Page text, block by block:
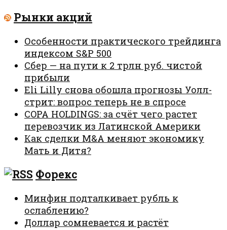
Рынки акций
Особенности практического трейдинга
индексом S&P 500
Сбер — на пути к 2 трлн руб. чистой
прибыли
Eli Lilly снова обошла прогнозы Уолл-
стрит: вопрос теперь не в спросе
COPA HOLDINGS: за счёт чего растет
перевозчик из Латинской Америки
Как сделки M&A меняют экономику
Мать и Дитя?
Форекс
Минфин подталкивает рубль к
ослаблению?
Доллар сомневается и растёт